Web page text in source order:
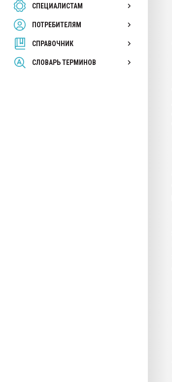
СПЕЦИАЛИСТАМ
ПОТРЕБИТЕЛЯМ
СПРАВОЧНИК
СЛОВАРЬ ТЕРМИНОВ